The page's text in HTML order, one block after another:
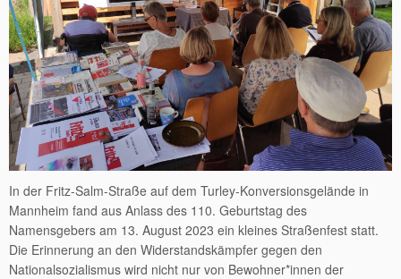
In der Fritz-Salm-Straße auf dem Turley-Konversionsgelände in
Mannheim fand aus Anlass des 110. Geburtstag des
Namensgebers am 13. August 2023 ein kleines Straßenfest statt.
Die Erinnerung an den Widerstandskämpfer gegen den
Nationalsozialismus wird nicht nur von Bewohner*innen der